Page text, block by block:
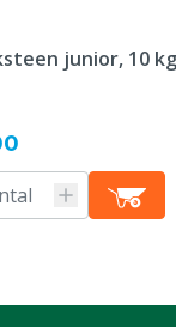
junior, 10 kg